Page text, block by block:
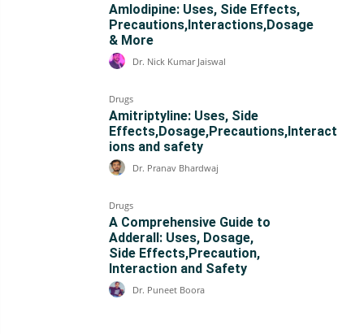
Amlodipine: Uses, Side Effects,
Precautions,Interactions,Dosage
& More
Dr. Nick Kumar Jaiswal
Drugs
Amitriptyline: Uses, Side
Effects,Dosage,Precautions,Interact
ions and safety
Dr. Pranav Bhardwaj
Drugs
A Comprehensive Guide to
Adderall: Uses, Dosage,
Side Effects,Precaution,
Interaction and Safety
Dr. Puneet Boora